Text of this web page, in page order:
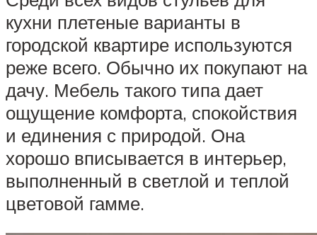
кухни плетеные варианты в
городской квартире используются
реже всего. Обычно их покупают на
дачу. Мебель такого типа дает
ощущение комфорта, спокойствия
и единения с природой. Она
хорошо вписывается в интерьер,
выполненный в светлой и теплой
цветовой гамме.